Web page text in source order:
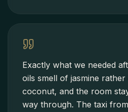
Exactly what we needed
oils smell of jasmine
coconut, and the room
way through. The taxi